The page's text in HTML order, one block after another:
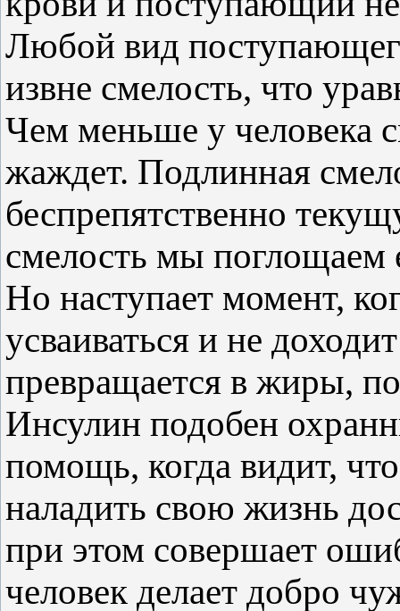
Любой вид
извне смелость, что
Чем меньше у человека
жаждет. Подлинная
беспрепятственно
смелость мы поглощаем
Но наступает момент,
усваиваться и не
превращается в жиры,
Инсулин подобен
помощь, когда видит,
наладить свою жизнь
при этом совершает
человек делает добро